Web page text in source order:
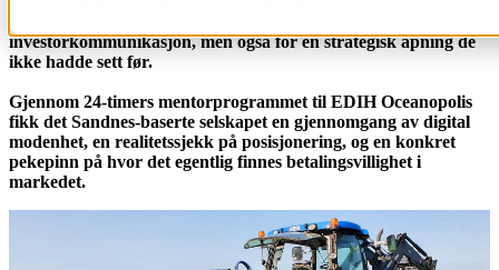
investorkommunikasjon, men også for en strategisk åpning de
ikke hadde sett før.
Gjennom 24-timers mentorprogrammet til EDIH Oceanopolis
fikk det Sandnes-baserte selskapet en gjennomgang av digital
modenhet, en realitetssjekk på posisjonering, og en konkret
pekepinn på hvor det egentlig finnes betalingsvillighet i
markedet.